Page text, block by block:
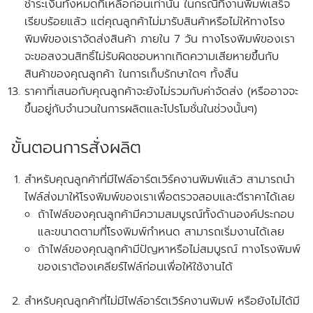
ชำระเงินทั้งหมดที่เหลือก่อนเท่านั้น ในกรณีที่งานพิมพ์เสร็จ
เรียบร้อยแล้ว แต่คุณลูกค้าไม่มารับสินค้าหรือไม่ให้ทางโรง
พิมพ์ของเราจัดส่งสินค้า ภายใน 7 วัน ทางโรงพิมพ์ของเรา
จะขอสงวนสิทธิ์ไม่รับผิดชอบหากเกิดความเสียหายขึ้นกับ
สินค้าของคุณลูกค้า ในการเก็บรักษาใดๆ ทั้งสิ้น
ราคาที่เสนอกับคุณลูกค้าจะยังไม่รวมกับค่าจัดส่ง(หรืออาจจะ
ขึ้นอยู่กับจำนวนในการผลิตและโปรโมชั่นในช่วงนั้นๆ)
ขั้นตอนการสั่งผลิต
สำหรับคุณลูกค้าที่มีไฟล์อาร์ตเวิร์คงานพิมพ์แล้ว สามารถนำ
ไฟล์ส่งมาให้โรงพิมพ์ของเราเพื่อตรวจสอบและตีราคาได้เลย
ถ้าไฟล์ของคุณลูกค้ามีความสมบูรณ์ทั้งด้านองค์ประกอบ
และขนาดตามที่โรงพิมพ์กำหนด สามารถเริ่มงานได้เลย
ถ้าไฟล์ของคุณลูกค้ามีปัญหาหรือไม่สมบูรณ์ ทางโรงพิมพ์
ของเราต้องเคลียร์ไฟล์ก่อนเพื่อให้ใช้งานได้
สำหรับคุณลูกค้าที่ไม่มีไฟล์อาร์ตเวิร์คงานพิมพ์ หรือยังไม่ได้มี